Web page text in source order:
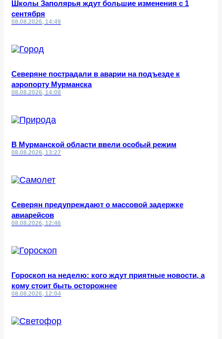
Школы Заполярья ждут большие изменения с 1
сентября
08.08.2026, 14:49
Северяне пострадали в аварии на подъезде к
аэропорту Мурманска
08.08.2026, 14:08
В Мурманской области ввели особый режим
08.08.2026, 13:27
Северян предупреждают о массовой задержке
авиарейсов
08.08.2026, 12:46
Гороскоп на неделю: кого ждут приятные новости, а
кому стоит быть осторожнее
08.08.2026, 12:04